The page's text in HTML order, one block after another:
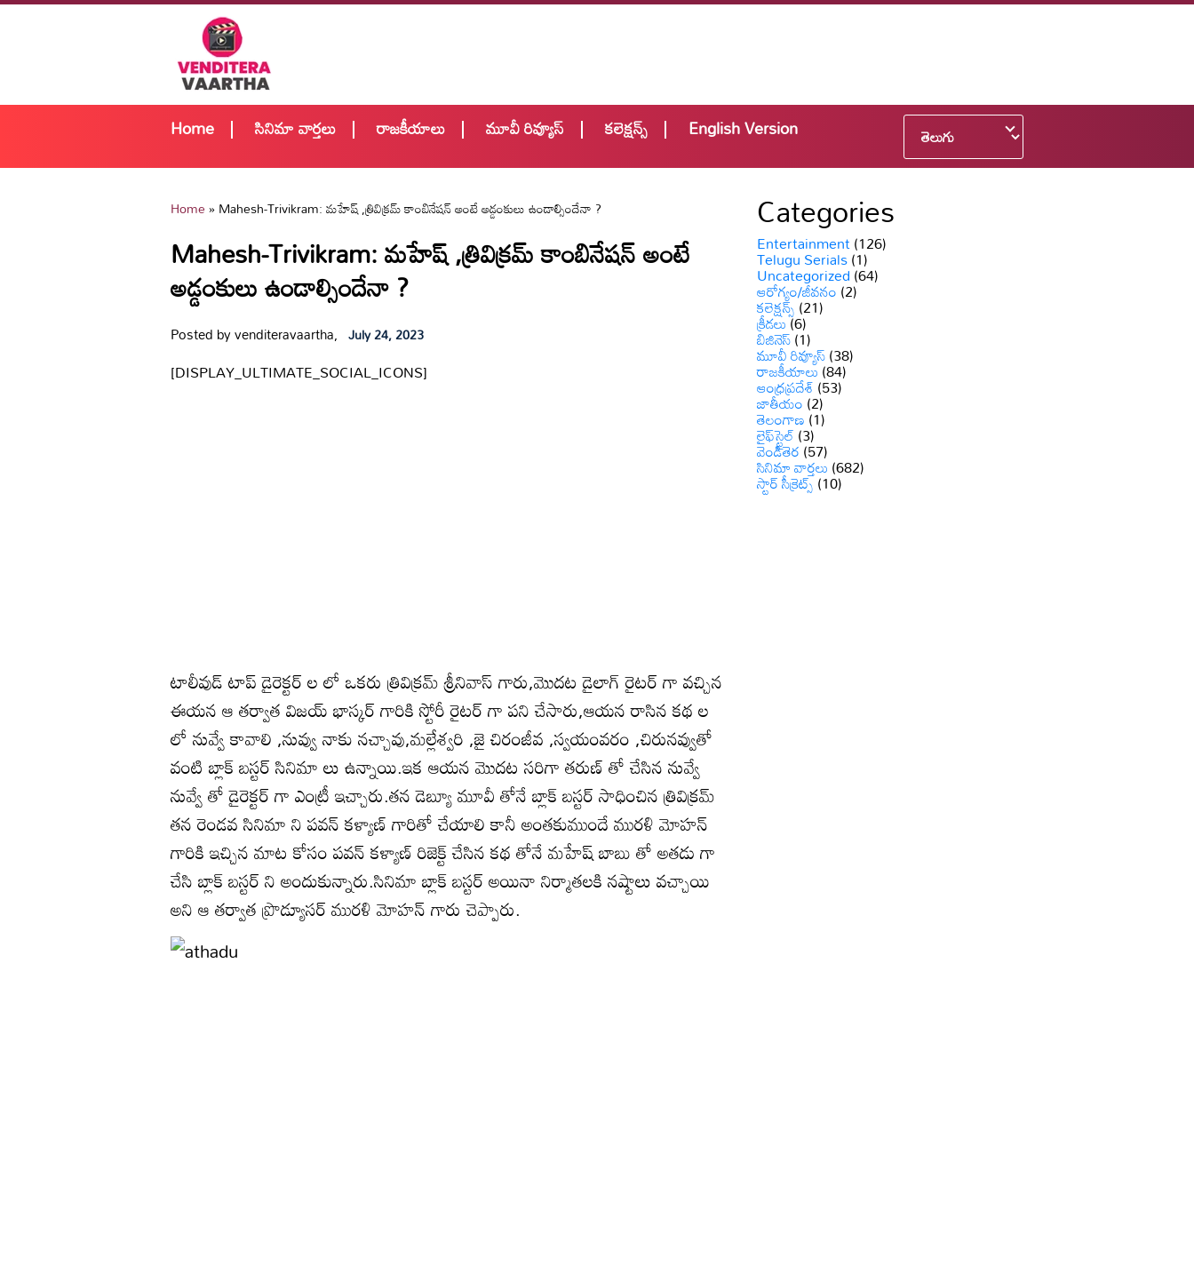
Home సినిమా వార్తలు రాజకీయాలు మూవీ రివ్యూస్ కలెక్షన్స్ English Version
Home»Mahesh-Trivikram: మహేష్ ,త్రివిక్రమ్ కాంబినేషన్ అంటే అడ్డంకులు ఉండాల్సిందేనా ?
Mahesh-Trivikram: మహేష్ ,త్రివిక్రమ్ కాంబినేషన్ అంటే
అడ్డంకులు ఉండాల్సిందేనా ?
Posted by venditeravaartha, July 24, 2023
[DISPLAY_ULTIMATE_SOCIAL_ICONS]
టాలీవుడ్ టాప్ డైరెక్టర్ ల లో ఒకరు త్రివిక్రమ్ శ్రీనివాస్ గారు,మొదట డైలాగ్ రైటర్ గా వచ్చిన
ఈయన ఆ తర్వాత విజయ్ భాస్కర్ గారికి స్టోరీ రైటర్ గా పని చేసారు,ఆయన రాసిన కథ ల
లో నువ్వే కావాలి ,నువ్వు నాకు నచ్చావు,మల్లేశ్వరి ,జై చిరంజీవ ,స్వయంవరం ,చిరునవ్వుతో
వంటి బ్లాక్ బస్టర్ సినిమా లు ఉన్నాయి.ఇక ఆయన మొదట సరిగా తరుణ్ తో చేసిన నువ్వే
నువ్వే తో డైరెక్టర్ గా ఎంట్రీ ఇచ్చారు.తన డెబ్యూ మూవీ తోనే బ్లాక్ బస్టర్ సాధించిన త్రివిక్రమ్
తన రెండవ సినిమా ని పవన్ కళ్యాణ్ గారితో చేయాలి కానీ అంతకుముందే మురళి మోహన్
గారికి ఇచ్చిన మాట కోసం పవన్ కళ్యాణ్ రిజెక్ట్ చేసిన కథ తోనే మహేష్ బాబు తో అతడు గా
చేసి బ్లాక్ బస్టర్ ని అందుకున్నారు.సినిమా బ్లాక్ బస్టర్ అయినా నిర్మాతలకి నష్టాలు వచ్చాయి
అని ఆ తర్వాత ప్రొడ్యూసర్ మురళి మోహన్ గారు చెప్పారు.
Categories
Entertainment(126)
Telugu Serials(1)
Uncategorized(64)
ఆరోగ్యం/జీవనం(2)
కలెక్షన్స్(21)
క్రీడలు(6)
బిజినెస్(1)
మూవీ రివ్యూస్(38)
రాజకీయాలు(84)
ఆంధ్రప్రదేశ్(53)
జాతీయం(2)
తెలంగాణ(1)
లైఫ్‌స్టైల్(3)
వెండితెర(57)
సినిమా వార్తలు(682)
స్టార్ సీక్రెట్స్(10)